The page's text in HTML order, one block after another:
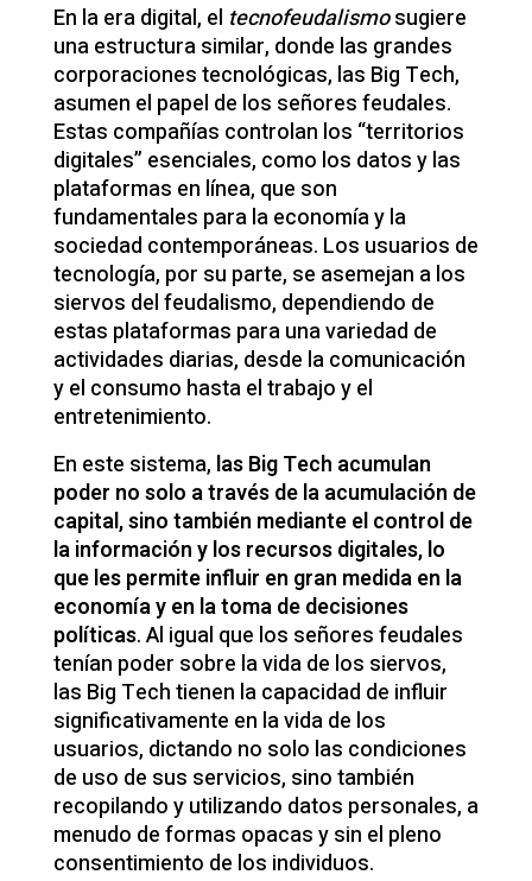
En la era digital, el tecnofeudalismosugiere
una estructura similar, donde las grandes
corporaciones tecnológicas, las Big Tech,
asumen el papel de los señores feudales.
Estas compañías controlan los “territorios
digitales” esenciales, como los datos y las
plataformas en línea, que son
fundamentales para la economía y la
sociedad contemporáneas. Los usuarios de
tecnología, por su parte, se asemejan a los
siervos del feudalismo, dependiendo de
estas plataformas para una variedad de
actividades diarias, desde la comunicación
y el consumo hasta el trabajo y el
entretenimiento.
En este sistema, las Big Tech acumulan
poder no solo a través de la acumulación de
capital, sino también mediante el control de
la información y los recursos digitales, lo
que les permite influir en gran medida en la
economía y en la toma de decisiones
políticas. Al igual que los señores feudales
tenían poder sobre la vida de los siervos,
las Big Tech tienen la capacidad de influir
significativamente en la vida de los
usuarios, dictando no solo las condiciones
de uso de sus servicios, sino también
recopilando y utilizando datos personales, a
menudo de formas opacas y sin el pleno
consentimiento de los individuos.